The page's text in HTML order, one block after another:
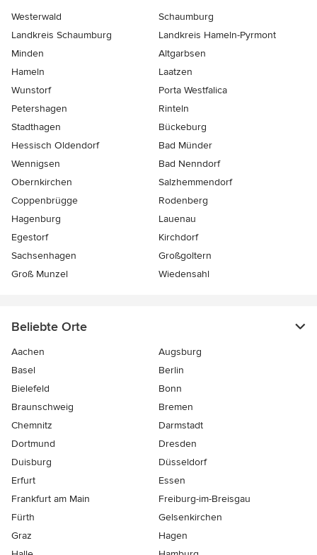
Westerwald
Schaumburg
Landkreis Schaumburg
Landkreis Hameln-Pyrmont
Minden
Altgarbsen
Hameln
Laatzen
Wunstorf
Porta Westfalica
Petershagen
Rinteln
Stadthagen
Bückeburg
Hessisch Oldendorf
Bad Münder
Wennigsen
Bad Nenndorf
Obernkirchen
Salzhemmendorf
Coppenbrügge
Rodenberg
Hagenburg
Lauenau
Egestorf
Kirchdorf
Sachsenhagen
Großgoltern
Groß Munzel
Wiedensahl
Beliebte Orte
Aachen
Augsburg
Basel
Berlin
Bielefeld
Bonn
Braunschweig
Bremen
Chemnitz
Darmstadt
Dortmund
Dresden
Duisburg
Düsseldorf
Erfurt
Essen
Frankfurt am Main
Freiburg-im-Breisgau
Fürth
Gelsenkirchen
Graz
Hagen